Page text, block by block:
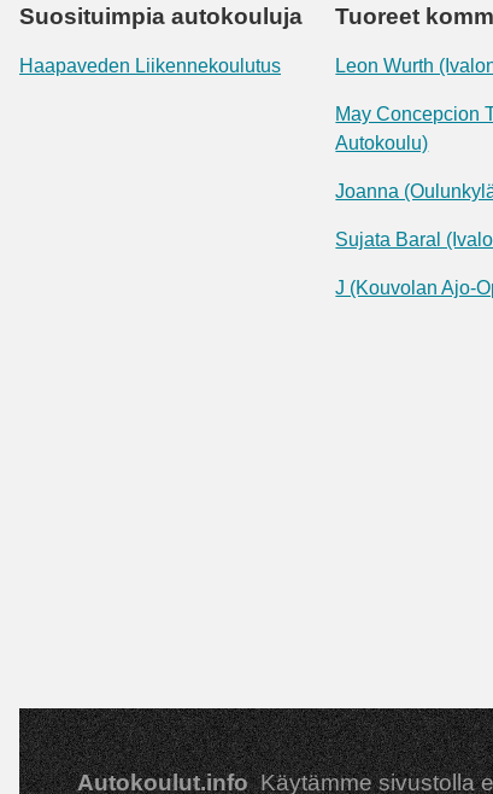
Suosituimpia autokouluja
Haapaveden Liikennekoulutus
Tuoreet
Leon Wurth
May Concepcion
Autokoulu)
Joanna
Sujata Baral
J (Kouvolan Ajo-
Autokoulut.info Käytämme sivustolla